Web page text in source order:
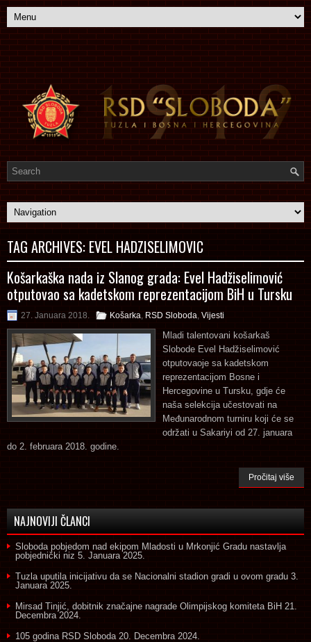
TAG ARCHIVES: EVEL HADZISELIMOVIC
Košarkaška nada iz Slanog grada: Evel Hadžiselimović
otputovao sa kadetskom reprezentacijom BiH u Tursku
27. Januara 2018. Košarka RSD Sloboda Vijesti
Mladi talentovani košarkaš
Slobode Evel Hadžiselimović
otputovaoje sa kadetskom
reprezentacijom Bosne i
Hercegovine u Tursku, gdje će
naša selekcija učestovati na
Međunarodnom turniru koji će se
održati u Sakariyi od 27. januara
do 2. februara 2018. godine.
Pročitaj više
NAJNOVIJI ČLANCI
Sloboda pobjedom nad ekipom Mladosti u Mrkonjić Gradu nastavlja
pobjednički niz 5. Januara 2025.
Tuzla uputila inicijativu da se Nacionalni stadion gradi u ovom gradu 3.
Januara 2025.
Mirsad Tinjić, dobitnik značajne nagrade Olimpijskog komiteta BiH 21.
Decembra 2024.
105 godina RSD Sloboda 20. Decembra 2024.